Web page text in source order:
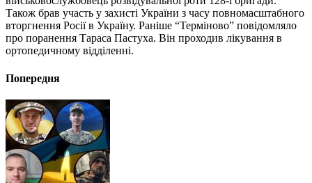
Також брав участь у захисті України з часу повномасштабного
вторгнення Росії в Україну. Раніше “Терміново” повідомляло
про поранення Тараса Пастуха. Він проходив лікування в
ортопедичному відділенні.
Попередня